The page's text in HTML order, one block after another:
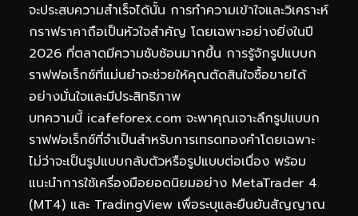
จะประสบความสำเร็จได้นั้น การทำความเข้าใจและวิเคราะห์
กราฟราคาถือเป็นหัวใจสำคัญ โดยเฉพาะอย่างยิ่งในปี
2026 ที่ตลาดมีความซับซ้อนมากขึ้น การรู้จักรูปแบบก
ราฟฟอเร็กซ์ที่แม่นยำจะช่วยให้คุณตัดสินใจซื้อขายได้
อย่างมั่นใจและมีประสิทธิภาพ
บทความนี้ icafeforex.com จะพาคุณเจาะลึกรูปแบบก
ราฟฟอเร็กซ์ที่จำเป็นสำหรับการเทรดทองคำโดยเฉพาะ
ไม่ว่าจะเป็นรูปแบบกลับตัวหรือรูปแบบต่อเนื่อง พร้อม
แนะนำการใช้เครื่องมือยอดนิยมอย่าง MetaTrader 4
(MT4) และ TradingView เพื่อระบุและยืนยันสัญญาณ